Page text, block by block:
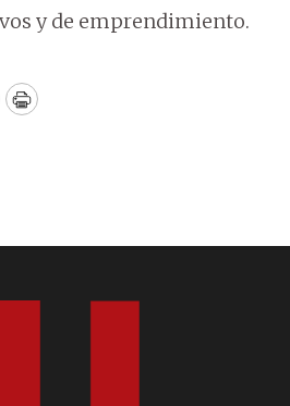
y de emprendimiento.
Print